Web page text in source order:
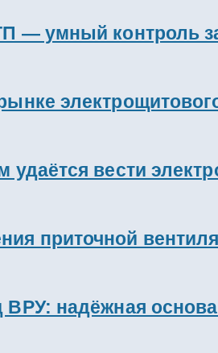
— умный контроль
удаётся вести
приточной
ВРУ: надёжная